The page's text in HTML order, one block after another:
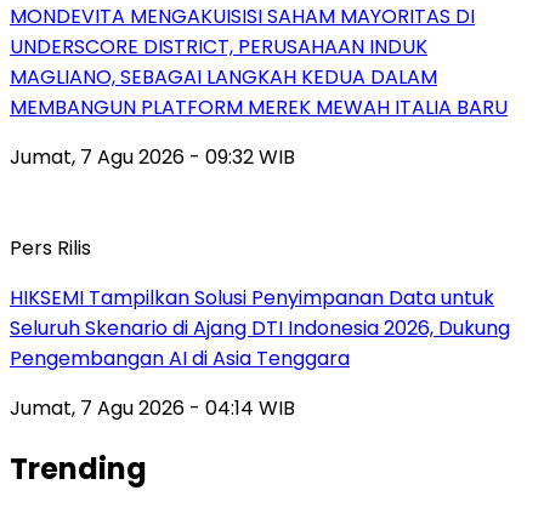
MONDEVITA MENGAKUISISI SAHAM MAYORITAS DI
UNDERSCORE DISTRICT, PERUSAHAAN INDUK
MAGLIANO, SEBAGAI LANGKAH KEDUA DALAM
MEMBANGUN PLATFORM MEREK MEWAH ITALIA BARU
Jumat, 7 Agu 2026 - 09:32 WIB
Pers Rilis
HIKSEMI Tampilkan Solusi Penyimpanan Data untuk
Seluruh Skenario di Ajang DTI Indonesia 2026, Dukung
Pengembangan AI di Asia Tenggara
Jumat, 7 Agu 2026 - 04:14 WIB
Trending